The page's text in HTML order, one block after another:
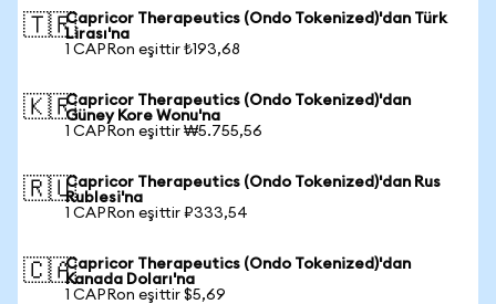
🇹🇷Capricor Therapeutics (Ondo Tokenized)'dan Türk
Lirası'na
1 CAPRon eşittir ₺193,68
🇰🇷Capricor Therapeutics (Ondo Tokenized)'dan
Güney Kore Wonu'na
1 CAPRon eşittir ₩5.755,56
🇷🇺Capricor Therapeutics (Ondo Tokenized)'dan Rus
Rublesi'na
1 CAPRon eşittir ₽333,54
🇨🇦Capricor Therapeutics (Ondo Tokenized)'dan
Kanada Doları'na
1 CAPRon eşittir $5,69